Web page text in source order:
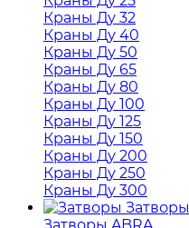
Краны Ду 32
Краны Ду 40
Краны Ду 50
Краны Ду 65
Краны Ду 80
Краны Ду 100
Краны Ду 125
Краны Ду 150
Краны Ду 200
Краны Ду 250
Краны Ду 300
Затворы